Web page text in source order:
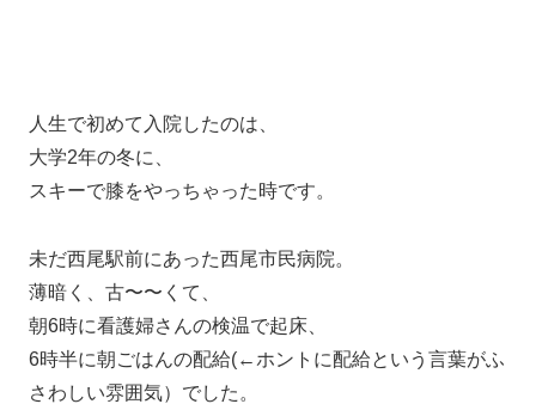
人生で初めて入院したのは、
大学2年の冬に、
スキーで膝をやっちゃった時です。
未だ西尾駅前にあった西尾市民病院。
薄暗く、古〜〜くて、
朝6時に看護婦さんの検温で起床、
6時半に朝ごはんの配給(←ホントに配給という言葉がふ
さわしい雰囲気）でした。